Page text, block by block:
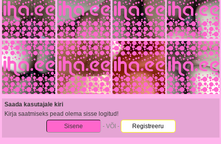
Saada kasutajale kiri
Kirja saatmiseks pead olema sisse logitud!
Sisene
- VÕI - Registreeru